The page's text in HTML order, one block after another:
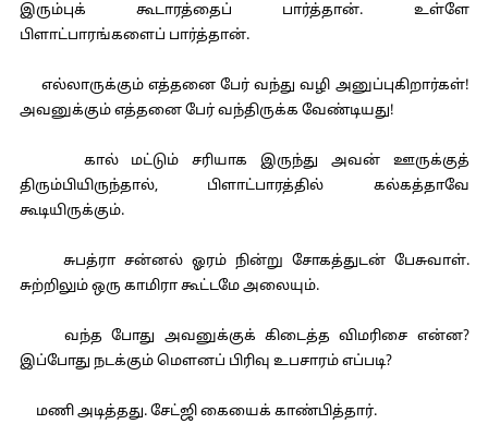
இரும்புக் கூடாரத்தைப் பார்த்தான். உள்ளே
பிளாட்பாரங்களைப் பார்த்தான்.
எல்லாருக்கும் எத்தனை பேர் வந்து வழி அனுப்புகிறார்கள்!
அவனுக்கும் எத்தனை பேர் வந்திருக்க வேண்டியது!
கால் மட்டும் சரியாக இருந்து அவன் ஊருக்குத்
திரும்பியிருந்தால், பிளாட்பாரத்தில் கல்கத்தாவே
கூடியிருக்கும்.
சுபத்ரா சன்னல் ஓரம் நின்று சோகத்துடன் பேசுவாள்.
சுற்றிலும் ஒரு காமிரா கூட்டமே அலையும்.
வந்த போது அவனுக்குக் கிடைத்த விமரிசை என்ன?
இப்போது நடக்கும் மௌனப் பிரிவு உபசாரம் எப்படி?
மணி அடித்தது. சேட்ஜி கையைக் காண்பித்தார்.